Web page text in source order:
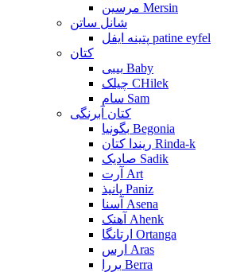
مرسین Mersin
شانل ساتن
پتینه ایفل patine eyfel
کتان
بیبی Baby
چیلک CHilek
سام Sam
کتان آبرنگی
بگونیا Begonia
ریندا کتان Rinda-k
صادیک Sadik
آرت Art
پانیذ Paniz
آسنا Asena
آهنک Ahenk
ارتانگا Ortanga
ارس Aras
بررا Berra